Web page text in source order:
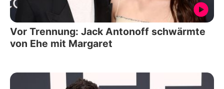
Vor Trennung: Jack Antonoff schwärmte
von Ehe mit Margaret